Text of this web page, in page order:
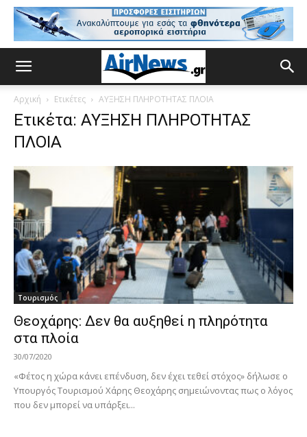
Αρχική Ετικέτες ΑΥΞΗΣΗ ΠΛΗΡΟΤΗΤΑΣ ΠΛΟΙΑ
Ετικέτα: ΑΥΞΗΣΗ ΠΛΗΡΟΤΗΤΑΣ
ΠΛΟΙΑ
Τουρισμός
Θεοχάρης: Δεν θα αυξηθεί η πληρότητα
στα πλοία
30/07/2020
«Φέτος η χώρα κάνει επένδυση, δεν έχει τεθεί στόχος» δήλωσε ο
Υπουργός Τουρισμού Χάρης Θεοχάρης σημειώνοντας πως ο λόγος
που δεν μπορεί να υπάρξει...